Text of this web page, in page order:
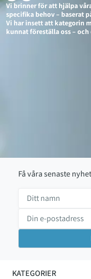
Vi brinner för att hjälpa
specifika behov – baserat
Vi har insett att kategorin
kunnat föreställa oss –
KATEGORIER
Få våra senaste